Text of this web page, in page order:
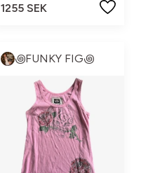
1255 SEK
꩜FUNKY FIG꩜